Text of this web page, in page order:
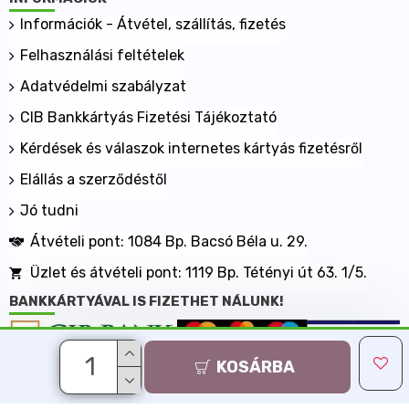
KOSÁRBA
gyógyulási szakaszban, alkalmazható önmagában,
valamint gyógyszeres kezelés kiegészítőjeként. A
teakeverék fogyasztásával csökkenthetőek a
megterhelt májműködés által kiváltott panaszok.
A teakeverék összetevőivel szembeni egyéni
túlérzékenység (allergia), ismeretlen eredetű hasi
fájdalom, a belek akut gyulladása (Crohn betegség,
bélelzáródás, folyadékvesztéses állapot esetén.
Gyermekeknek 12 éves kor alatt
Mit kell tudnia a teakeverék fogyasztása előtt?
Tudnia kell, hogy kezelendő problémái milyen
eredetűek. Amennyiben bizonytalan a tünetek
okában, kérjük, forduljon orvosához vagy
gyógyszerészéhez panaszaival.
Fogyaszthatják-e gyermekek a teakeveréket?
A készítmény biztonságos alkalmazására vonatkozó
Információk - Átvétel, szállítás, fizetés
Felhasználási feltételek
Adatvédelmi szabályzat
CIB Bankkártyás Fizetési Tájékoztató
Kérdések és válaszok internetes kártyás fizetésről
Elállás a szerződéstől
Jó tudni
Átvételi pont: 1084 Bp. Bacsó Béla u. 29.
Üzlet és átvételi pont: 1119 Bp. Tétényi út 63. 1/5.
BANKKÁRTYÁVAL IS FIZETHET NÁLUNK!
Minden jog fenntartva, MaxShopping Kft. 2013-2026
Árukereső.hu